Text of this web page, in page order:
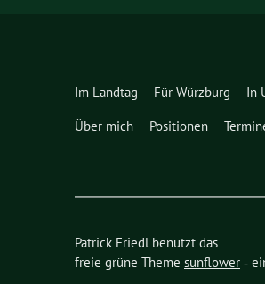
Im Landtag Für Würzburg
In
Über mich
Positionen
Patrick Friedl benutzt das
freie grüne Theme sunflower ‐